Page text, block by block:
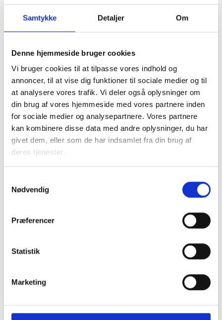
Samtykke Detaljer Om
Denne hjemmeside bruger cookies
Vi bruger cookies til at tilpasse vores indhold og
annoncer, til at vise dig funktioner til sociale medier og til
at analysere vores trafik. Vi deler også oplysninger om
din brug af vores hjemmeside med vores partnere inden
for sociale medier og analysepartnere. Vores partnere
kan kombinere disse data med andre oplysninger, du har
givet dem, eller som de har indsamlet fra din brug af
deres tjenester.
Nødvendig
Præferencer
Statistik
Marketing
I samarbejde med kommunen tager den almene sektor
socialt ansvar og løser en række opgaver, blandt andet
med boligsocial anvisning og aftaler om fleksibel udlejning
af de almene boliger.
Almene boliger drives uden profit, så ingen tjener på
huslejen. En del af beboernes husleje går til
Landsbyggefonden, som støtter fysiske og sociale
indsatser i almene boligområder. Dette sikrer, at by- og
Faktaark om almene boliger i
De almene boligorganisationer er centrale aktører
Herunder kan du downloade et faktaark med
nyttig information om almene boliger i Fredericia